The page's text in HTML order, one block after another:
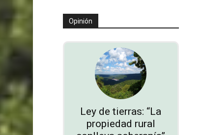
Opinión
Ley de tierras: “La
propiedad rural